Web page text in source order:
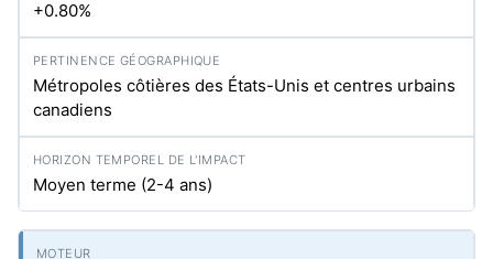
+0.80%
Métropoles côtières des États-Unis et centres urbains
canadiens
Moyen terme (2-4 ans)